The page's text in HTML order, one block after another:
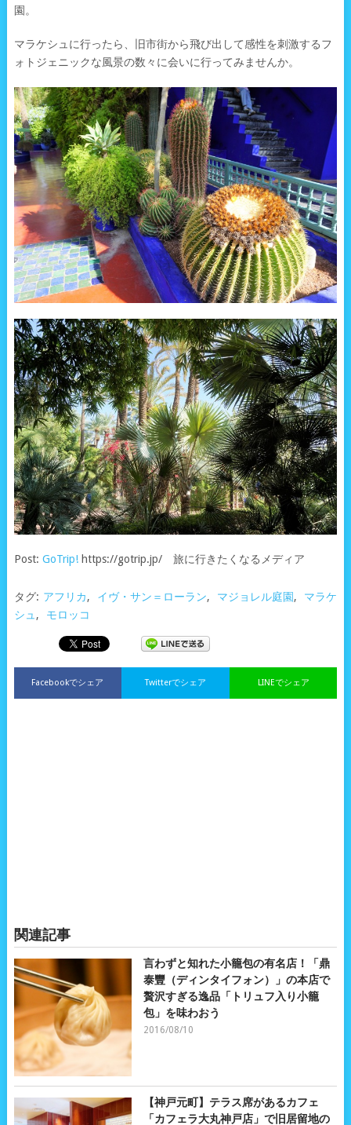
園。
マラケシュに行ったら、旧市街から飛び出して感性を刺激するフ
ォトジェニックな風景の数々に会いに行ってみませんか。
Post: GoTrip!https://gotrip.jp/ 旅に行きたくなるメディア
タグ: アフリカ, イヴ・サン＝ローラン, マジョレル庭園,
マラケ
シュ , モロッコ
Facebookでシェア LINEでシェア
Twitterでシェア
関連記事
言わずと知れた小籠包の有名店！「鼎
泰豐（ディンタイフォン）」の本店で
贅沢すぎる逸品「トリュフ入り小籠
包」を味わおう
2016/08/10
【神戸元町】テラス席があるカフェ
「カフェラ大丸神戸店」で旧居留地の